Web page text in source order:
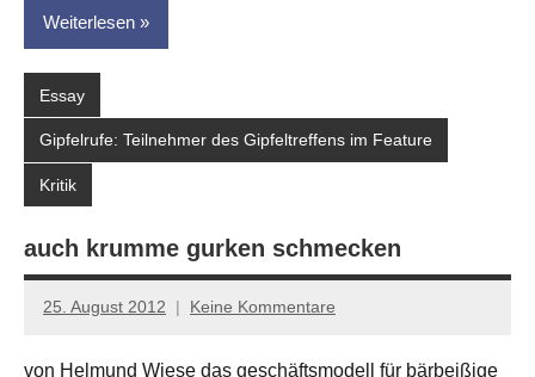
Weiterlesen
Essay
Gipfelrufe: Teilnehmer des Gipfeltreffens im Feature
Kritik
auch krumme gurken schmecken
25. August 2012
Anton
Keine Kommentare
von Helmund Wiese das geschäftsmodell für bärbeißige